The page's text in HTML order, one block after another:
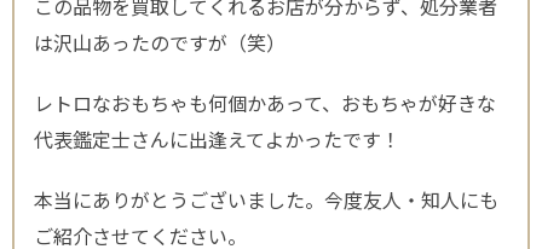
この品物を買取してくれるお店が分からず、処分業者
は沢山あったのですが（笑）
レトロなおもちゃも何個かあって、おもちゃが好きな
代表鑑定士さんに出逢えてよかったです！
本当にありがとうございました。今度友人・知人にも
ご紹介させてください。